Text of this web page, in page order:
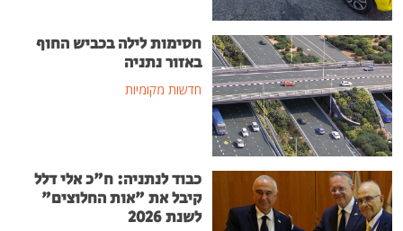
חסימות לילה בכביש החוף
באזור נתניה
חדשות מקומיות
כבוד לנתניה: ח"כ אלי דלל
קיבל את "אות החלוצים"
לשנת 2026